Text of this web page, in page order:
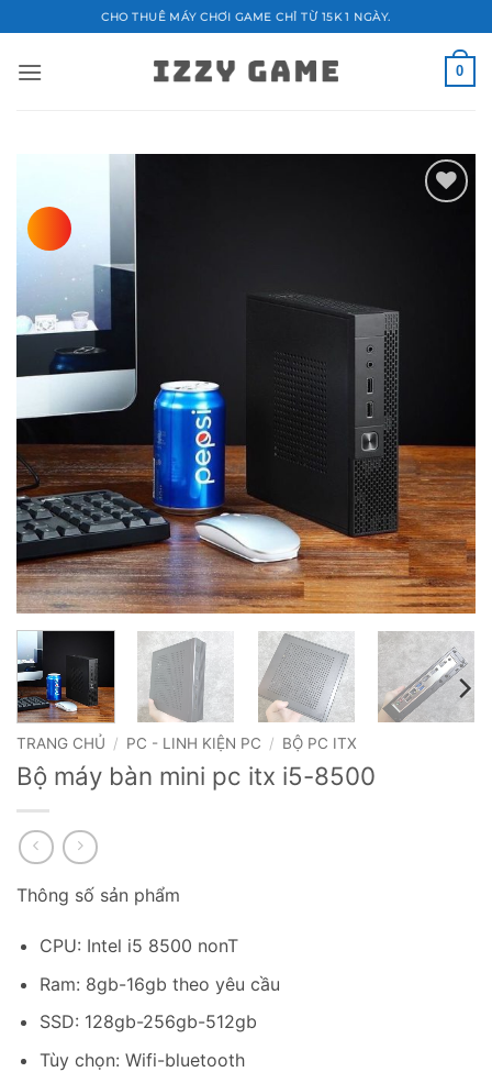
qua
nội
CHO THUÊ MÁY CHƠI GAME CHỈ TỪ 15K 1 NGÀY.
0
TRANG CHỦ / PC - LINH KIỆN PC / BỘ PC ITX
Bộ máy bàn mini pc itx i5-8500
Thông số sản phẩm
CPU: Intel i5 8500 nonT
Ram: 8gb-16gb theo yêu cầu
SSD: 128gb-256gb-512gb
Tùy chọn: Wifi-bluetooth